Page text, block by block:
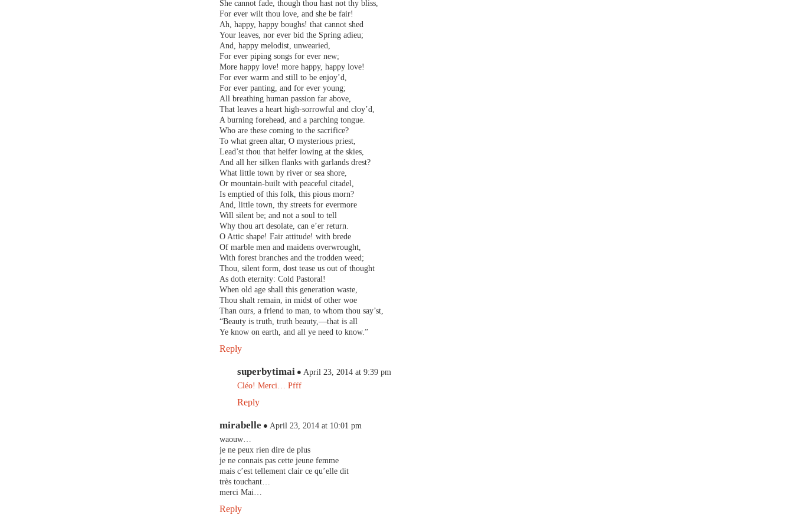
She cannot fade, though thou hast not thy bliss,
For ever wilt thou love, and she be fair!
Ah, happy, happy boughs! that cannot shed
Your leaves, nor ever bid the Spring adieu;
And, happy melodist, unwearied,
For ever piping songs for ever new;
More happy love! more happy, happy love!
For ever warm and still to be enjoy’d,
For ever panting, and for ever young;
All breathing human passion far above,
That leaves a heart high-sorrowful and cloy’d,
A burning forehead, and a parching tongue.
Who are these coming to the sacrifice?
To what green altar, O mysterious priest,
Lead’st thou that heifer lowing at the skies,
And all her silken flanks with garlands drest?
What little town by river or sea shore,
Or mountain-built with peaceful citadel,
Is emptied of this folk, this pious morn?
And, little town, thy streets for evermore
Will silent be; and not a soul to tell
Why thou art desolate, can e’er return.
O Attic shape! Fair attitude! with brede
Of marble men and maidens overwrought,
With forest branches and the trodden weed;
Thou, silent form, dost tease us out of thought
As doth eternity: Cold Pastoral!
When old age shall this generation waste,
Thou shalt remain, in midst of other woe
Than ours, a friend to man, to whom thou say’st,
“Beauty is truth, truth beauty,—that is all
Ye know on earth, and all ye need to know.”
Reply
superbytimai
April 23, 2014 at 9:39 pm
Cléo! Merci… Pfff
Reply
mirabelle
April 23, 2014 at 10:01 pm
waouw…
je ne peux rien dire de plus
je ne connais pas cette jeune femme
mais c’est tellement clair ce qu’elle dit
très touchant…
merci Mai…
Reply